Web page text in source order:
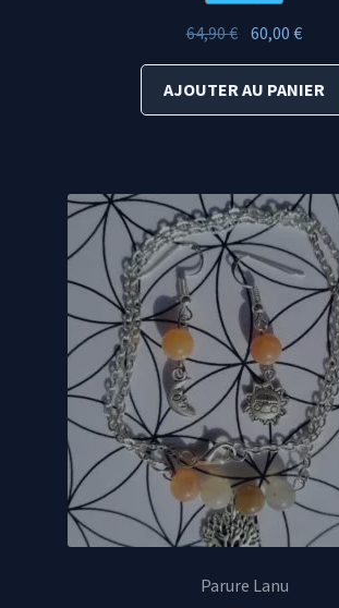
64,90€ Le
prix
initial
était :
60,00€Le
prix
actuel
est :
AJOUTER AU PANIER
Parure Lanu